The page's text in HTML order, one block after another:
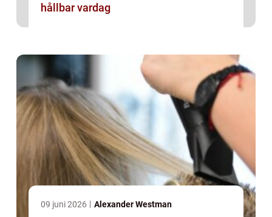
hållbar vardag
09 juni 2026 Alexander Westman